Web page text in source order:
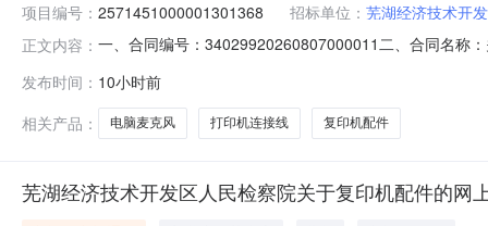
项目编号： 2571451000001301368 招标单位： 芜湖经济技术开
正文内容： 一、合同编号：34029920260807000011二、合同名称
公司地址：安徽省芜湖市镜湖区芜湖市百蕊山庄19#楼
发布时间： 10小时前
相关产品：
电脑麦克风 打印机连接线 复印机配件
芜湖经济技术开发区人民检察院关于复印机配件的网